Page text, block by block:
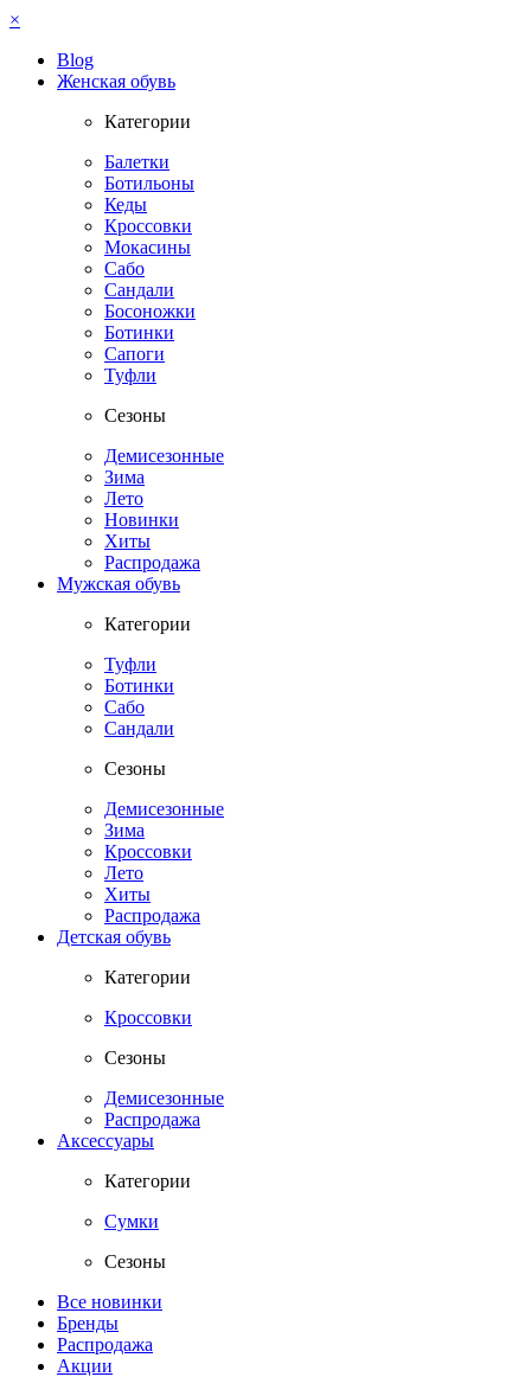
×
Blog
Женская обувь
Категории
Балетки
Ботильоны
Кеды
Кроссовки
Мокасины
Сабо
Сандали
Босоножки
Ботинки
Сапоги
Туфли
Сезоны
Демисезонные
Зима
Лето
Новинки
Хиты
Распродажа
Мужская обувь
Категории
Туфли
Ботинки
Сабо
Сандали
Сезоны
Демисезонные
Зима
Кроссовки
Лето
Хиты
Распродажа
Детская обувь
Категории
Кроссовки
Сезоны
Демисезонные
Распродажа
Аксессуары
Категории
Сумки
Сезоны
Все новинки
Бренды
Распродажа
Акции